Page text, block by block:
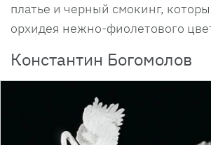
платье и черный смокинг,
орхидея нежно-фиолетового
Константин Богомолов